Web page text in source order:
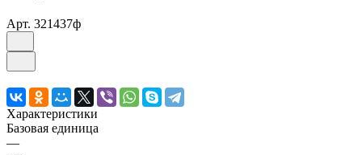
Арт. 321437ф
Характеристики
Базовая единица
—